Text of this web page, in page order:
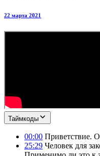
22 марта 2021
Таймкоды
00:00 Приветствие.
25:29 Человек для